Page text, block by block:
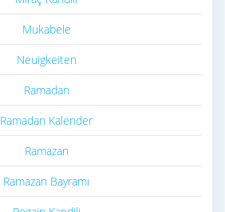
Mukabele
Neuigkeiten
Ramadan
Ramadan Kalender
Ramazan
Ramazan Bayramı